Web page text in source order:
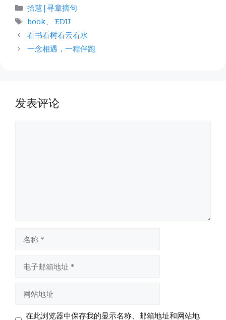
分
类
拾慧|寻章摘句
标
签
book
EDU
看书看树看云看水
一念相遇，一程伴跑
发表评论
址 在此浏览器中保存我的显示名称、邮箱地址和网站地